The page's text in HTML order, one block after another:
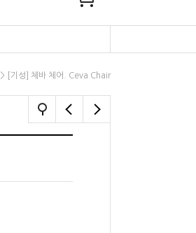
> [기성] 체바 체어. Ceva Chair